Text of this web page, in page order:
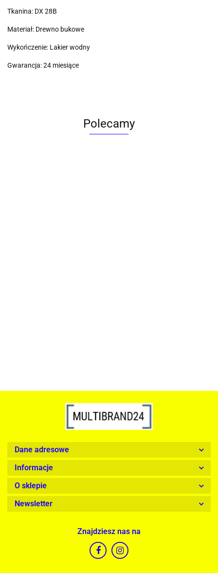
Tkanina: DX 28B
Materiał: Drewno bukowe
Wykończenie: Lakier wodny
Gwarancja: 24 miesiące
Polecamy
Dane adresowe
Informacje
O sklepie
Newsletter
Znajdziesz nas na